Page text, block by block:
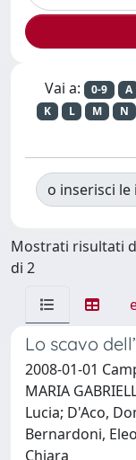
Vai a: 0-9 A
K
L M N
o inserisci le
Mostrati risultati
di 2
Lo scavo
2008-01-01
MARIA
Lucia; D'Aco,
Bernardoni,
Chiara